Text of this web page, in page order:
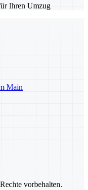
Ihren Umzug
Main
vorbehalten.